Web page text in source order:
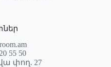
55 50
փող. 27